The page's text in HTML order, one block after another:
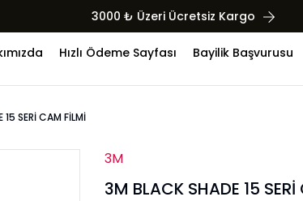
3000 ₺ Üzeri Ücretsiz Kargo
Hızlı Ödeme Sayfası Bayilik Başvurusu
SERİ CAM FİLMİ
3M
3M BLACK SHADE 15